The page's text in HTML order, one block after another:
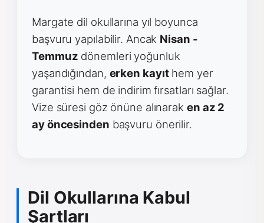
Margate dil okullarına yıl boyunca
başvuru yapılabilir. Ancak Nisan -
Temmuz dönemleri yoğunluk
yaşandığından, erken kayıthem yer
garantisi hem de indirim fırsatları sağlar.
Vize süresi göz önüne alınarak en az 2
ay öncesinden başvuru önerilir.
Dil Okullarına Kabul
Şartları